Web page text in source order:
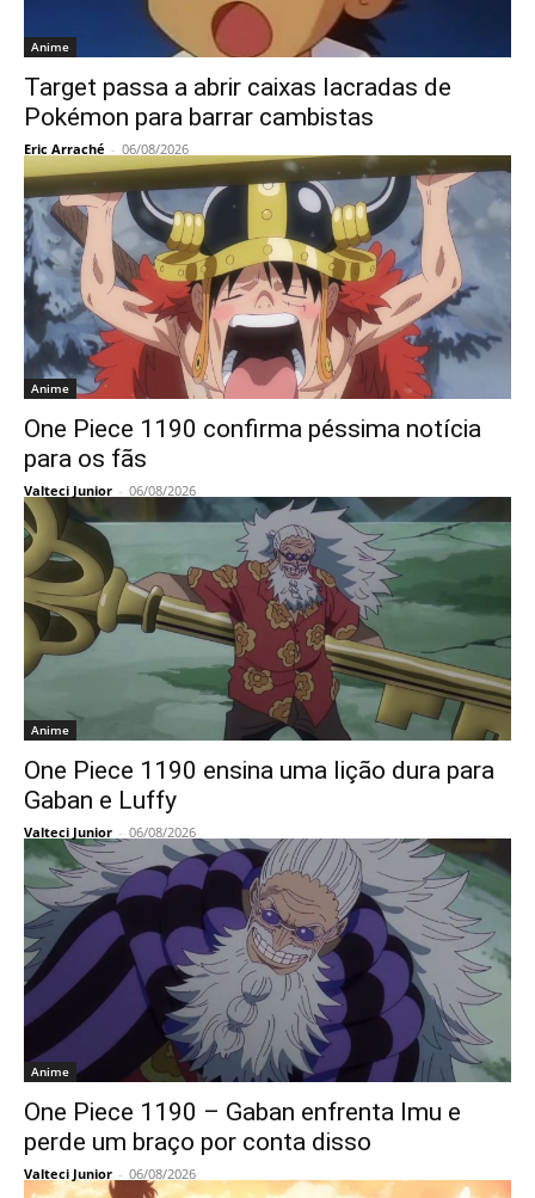
Anime
Target passa a abrir caixas lacradas de
Pokémon para barrar cambistas
Eric Arraché - 06/08/2026
Anime
One Piece 1190 confirma péssima notícia
para os fãs
Valteci Junior - 06/08/2026
Anime
One Piece 1190 ensina uma lição dura para
Gaban e Luffy
Valteci Junior - 06/08/2026
Anime
One Piece 1190 – Gaban enfrenta Imu e
perde um braço por conta disso
Valteci Junior - 06/08/2026